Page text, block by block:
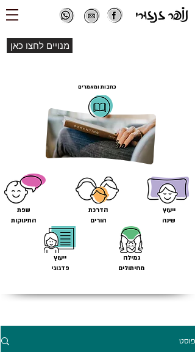
מנויים לחצו כאן
כתבות ומאמרים
שפת
התינוקות
ייעוץ
פדגוגי
הדרכת
הורים
גמילה
מחיתולים
ייעוץ
שינה
פוסט